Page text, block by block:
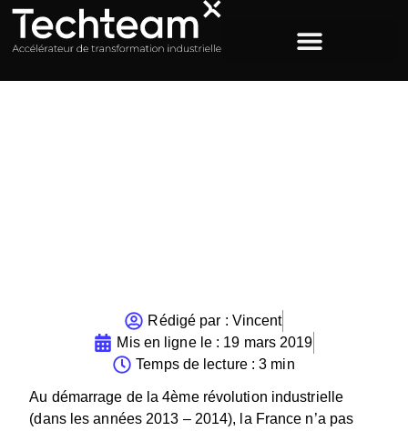
Rédigé par : Vincent
Mis en ligne le : 19 mars 2019
Temps de lecture : 3 min
Au démarrage de la 4ème révolution industrielle
(dans les années 2013 – 2014), la France n’a pas